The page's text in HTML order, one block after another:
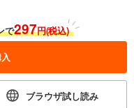
で297円(税込)
ブラウザ試し読み